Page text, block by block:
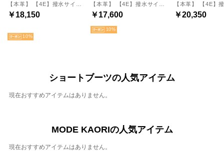
￥18,150
10
￥17,600
10
￥20,350
ショートブーツの人気アイテム
現在おすすめアイテムはありません。
MODE KAORIの人気アイテム
現在おすすめアイテムはありません。